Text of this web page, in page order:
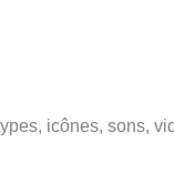
icônes, sons,